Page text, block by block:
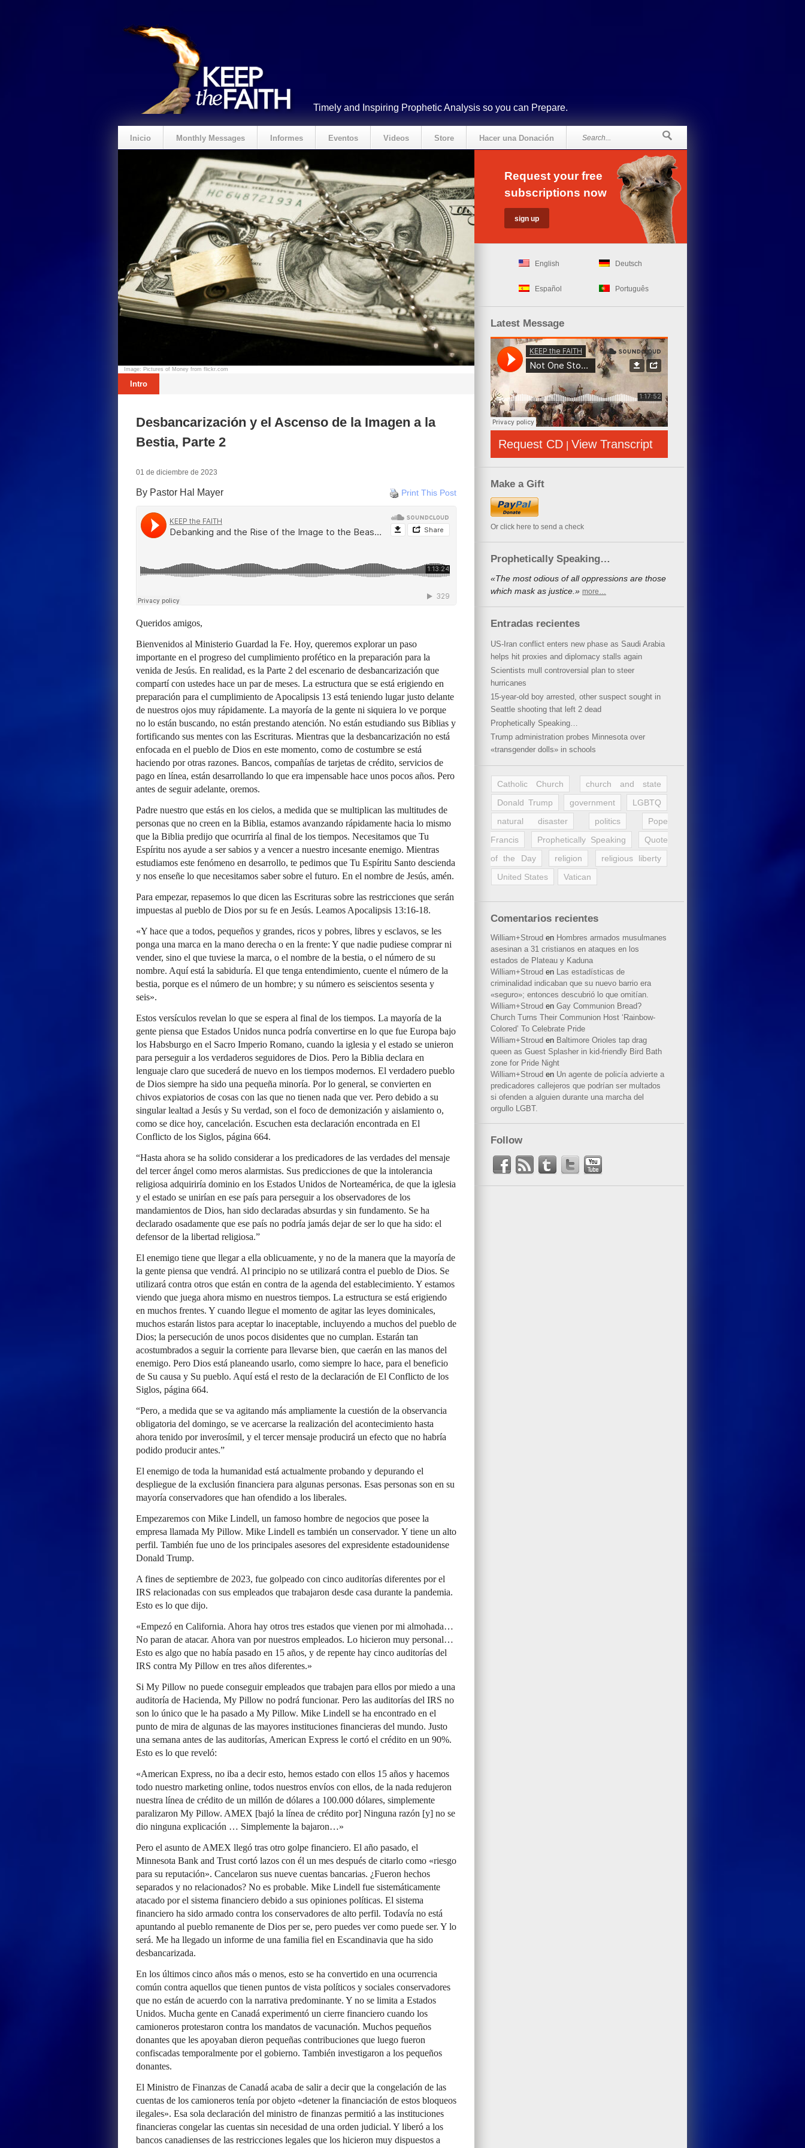
Timely and Inspiring Prophetic Analysis so you can Prepare.
Inicio Monthly Messages Informes Eventos Videos Store Hacer una Donación
Image: Pictures of Money from flickr.com
Intro
Desbancarización y el Ascenso de la Imagen a la
Bestia, Parte 2
01 de diciembre de 2023
Print This Post
By Pastor Hal Mayer
Queridos amigos,
Bienvenidos al Ministerio Guardad la Fe. Hoy, queremos explorar un paso
importante en el progreso del cumplimiento profético en la preparación para la
venida de Jesús. En realidad, es la Parte 2 del escenario de desbancarización que
compartí con ustedes hace un par de meses. La estructura que se está erigiendo en
preparación para el cumplimiento de Apocalipsis 13 está teniendo lugar justo delante
de nuestros ojos muy rápidamente. La mayoría de la gente ni siquiera lo ve porque
no lo están buscando, no están prestando atención. No están estudiando sus Biblias y
fortificando sus mentes con las Escrituras. Mientras que la desbancarización no está
enfocada en el pueblo de Dios en este momento, como de costumbre se está
haciendo por otras razones. Bancos, compañías de tarjetas de crédito, servicios de
pago en línea, están desarrollando lo que era impensable hace unos pocos años. Pero
antes de seguir adelante, oremos.
Padre nuestro que estás en los cielos, a medida que se multiplican las multitudes de
personas que no creen en la Biblia, estamos avanzando rápidamente hacia lo mismo
que la Biblia predijo que ocurriría al final de los tiempos. Necesitamos que Tu
Espíritu nos ayude a ser sabios y a vencer a nuestro incesante enemigo. Mientras
estudiamos este fenómeno en desarrollo, te pedimos que Tu Espíritu Santo descienda
y nos enseñe lo que necesitamos saber sobre el futuro. En el nombre de Jesús, amén.
Para empezar, repasemos lo que dicen las Escrituras sobre las restricciones que serán
impuestas al pueblo de Dios por su fe en Jesús. Leamos Apocalipsis 13:16-18.
«Y hace que a todos, pequeños y grandes, ricos y pobres, libres y esclavos, se les
ponga una marca en la mano derecha o en la frente: Y que nadie pudiese comprar ni
vender, sino el que tuviese la marca, o el nombre de la bestia, o el número de su
nombre. Aquí está la sabiduría. El que tenga entendimiento, cuente el número de la
bestia, porque es el número de un hombre; y su número es seiscientos sesenta y
seis».
Estos versículos revelan lo que se espera al final de los tiempos. La mayoría de la
gente piensa que Estados Unidos nunca podría convertirse en lo que fue Europa bajo
los Habsburgo en el Sacro Imperio Romano, cuando la iglesia y el estado se unieron
para perseguir a los verdaderos seguidores de Dios. Pero la Biblia declara en
lenguaje claro que sucederá de nuevo en los tiempos modernos. El verdadero pueblo
de Dios siempre ha sido una pequeña minoría. Por lo general, se convierten en
chivos expiatorios de cosas con las que no tienen nada que ver. Pero debido a su
singular lealtad a Jesús y Su verdad, son el foco de demonización y aislamiento o,
como se dice hoy, cancelación. Escuchen esta declaración encontrada en El
Conflicto de los Siglos, página 664.
“Hasta ahora se ha solido considerar a los predicadores de las verdades del mensaje
del tercer ángel como meros alarmistas. Sus predicciones de que la intolerancia
religiosa adquiriría dominio en los Estados Unidos de Norteamérica, de que la iglesia
y el estado se unirían en ese país para perseguir a los observadores de los
mandamientos de Dios, han sido declaradas absurdas y sin fundamento. Se ha
declarado osadamente que ese país no podría jamás dejar de ser lo que ha sido: el
defensor de la libertad religiosa.”
El enemigo tiene que llegar a ella oblicuamente, y no de la manera que la mayoría de
la gente piensa que vendrá. Al principio no se utilizará contra el pueblo de Dios. Se
utilizará contra otros que están en contra de la agenda del establecimiento. Y estamos
viendo que juega ahora mismo en nuestros tiempos. La estructura se está erigiendo
en muchos frentes. Y cuando llegue el momento de agitar las leyes dominicales,
muchos estarán listos para aceptar lo inaceptable, incluyendo a muchos del pueblo de
Dios; la persecución de unos pocos disidentes que no cumplan. Estarán tan
acostumbrados a seguir la corriente para llevarse bien, que caerán en las manos del
enemigo. Pero Dios está planeando usarlo, como siempre lo hace, para el beneficio
de Su causa y Su pueblo. Aquí está el resto de la declaración de El Conflicto de los
Siglos, página 664.
“Pero, a medida que se va agitando más ampliamente la cuestión de la observancia
obligatoria del domingo, se ve acercarse la realización del acontecimiento hasta
ahora tenido por inverosímil, y el tercer mensaje producirá un efecto que no habría
podido producir antes.”
El enemigo de toda la humanidad está actualmente probando y depurando el
despliegue de la exclusión financiera para algunas personas. Esas personas son en su
mayoría conservadores que han ofendido a los liberales.
Empezaremos con Mike Lindell, un famoso hombre de negocios que posee la
empresa llamada My Pillow. Mike Lindell es también un conservador. Y tiene un alto
perfil. También fue uno de los principales asesores del expresidente estadounidense
Donald Trump.
A fines de septiembre de 2023, fue golpeado con cinco auditorías diferentes por el
IRS relacionadas con sus empleados que trabajaron desde casa durante la pandemia.
Esto es lo que dijo.
«Empezó en California. Ahora hay otros tres estados que vienen por mi almohada…
No paran de atacar. Ahora van por nuestros empleados. Lo hicieron muy personal…
Esto es algo que no había pasado en 15 años, y de repente hay cinco auditorías del
IRS contra My Pillow en tres años diferentes.»
Si My Pillow no puede conseguir empleados que trabajen para ellos por miedo a una
auditoría de Hacienda, My Pillow no podrá funcionar. Pero las auditorías del IRS no
son lo único que le ha pasado a My Pillow. Mike Lindell se ha encontrado en el
punto de mira de algunas de las mayores instituciones financieras del mundo. Justo
una semana antes de las auditorías, American Express le cortó el crédito en un 90%.
Esto es lo que reveló:
«American Express, no iba a decir esto, hemos estado con ellos 15 años y hacemos
todo nuestro marketing online, todos nuestros envíos con ellos, de la nada redujeron
nuestra línea de crédito de un millón de dólares a 100.000 dólares, simplemente
paralizaron My Pillow. AMEX [bajó la línea de crédito por] Ninguna razón [y] no se
dio ninguna explicación … Simplemente la bajaron…»
Pero el asunto de AMEX llegó tras otro golpe financiero. El año pasado, el
Minnesota Bank and Trust cortó lazos con él un mes después de citarlo como «riesgo
para su reputación». Cancelaron sus nueve cuentas bancarias. ¿Fueron hechos
separados y no relacionados? No es probable. Mike Lindell fue sistemáticamente
atacado por el sistema financiero debido a sus opiniones políticas. El sistema
financiero ha sido armado contra los conservadores de alto perfil. Todavía no está
apuntando al pueblo remanente de Dios per se, pero puedes ver como puede ser. Y lo
será. Me ha llegado un informe de una familia fiel en Escandinavia que ha sido
desbancarizada.
En los últimos cinco años más o menos, esto se ha convertido en una ocurrencia
común contra aquellos que tienen puntos de vista políticos y sociales conservadores
que no están de acuerdo con la narrativa predominante. Y no se limita a Estados
Unidos. Mucha gente en Canadá experimentó un cierre financiero cuando los
camioneros protestaron contra los mandatos de vacunación. Muchos pequeños
donantes que les apoyaban dieron pequeñas contribuciones que luego fueron
confiscadas temporalmente por el gobierno. También investigaron a los pequeños
donantes.
El Ministro de Finanzas de Canadá acaba de salir a decir que la congelación de las
cuentas de los camioneros tenía por objeto «detener la financiación de estos bloqueos
ilegales». Esa sola declaración del ministro de finanzas permitió a las instituciones
financieras congelar las cuentas sin necesidad de una orden judicial. Y liberó a los
bancos canadienses de las restricciones legales que los hicieron muy dispuestos a
Request your free
subscriptions now
English Deutsch
Español Português
Latest Message
Request CD | View Transcript
Make a Gift
Or click here to send a check
Prophetically Speaking…
«The most odious of all oppressions are those
which mask as justice.» more…
Entradas recientes
US-Iran conflict enters new phase as Saudi Arabia
helps hit proxies and diplomacy stalls again
Scientists mull controversial plan to steer
hurricanes
15-year-old boy arrested, other suspect sought in
Seattle shooting that left 2 dead
Prophetically Speaking…
Trump administration probes Minnesota over
«transgender dolls» in schools
Catholic Church
church and state
Donald Trump
government
LGBTQ
natural disaster
politics
Pope
Francis
Prophetically Speaking
Quote
of the Day
religion
religious liberty
United States
Vatican
Comentarios recientes
William+Stroud en Hombres armados musulmanes
asesinan a 31 cristianos en ataques en los
estados de Plateau y Kaduna
William+Stroud en Las estadísticas de
criminalidad indicaban que su nuevo barrio era
«seguro»; entonces descubrió lo que omitían.
William+Stroud en Gay Communion Bread?
Church Turns Their Communion Host ‘Rainbow-
Colored’ To Celebrate Pride
William+Stroud en Baltimore Orioles tap drag
queen as Guest Splasher in kid-friendly Bird Bath
zone for Pride Night
William+Stroud en Un agente de policía advierte a
predicadores callejeros que podrían ser multados
si ofenden a alguien durante una marcha del
orgullo LGBT.
Follow